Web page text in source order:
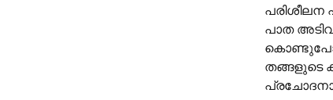
പാത
തങ്ങളുടെ